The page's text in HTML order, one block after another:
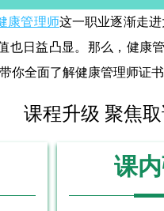
康管理师这一职业逐渐走
也日益凸显。那么，健康
你全面了解健康管理师证书
课程升级 聚焦
课